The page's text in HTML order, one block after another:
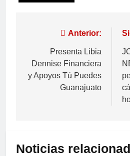
Anterior:
Presenta Libia
Dennise Financiera
y Apoyos Tú Puedes
Guanajuato
Noticias